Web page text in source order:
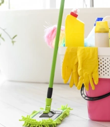
ANMELDEN